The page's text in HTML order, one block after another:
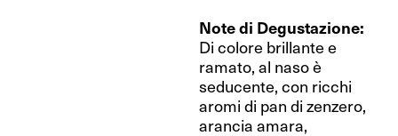
Note di Degustazione:
Di colore brillante e
ramato, al naso è
seducente, con ricchi
aromi di pan di zenzero,
arancia amara,